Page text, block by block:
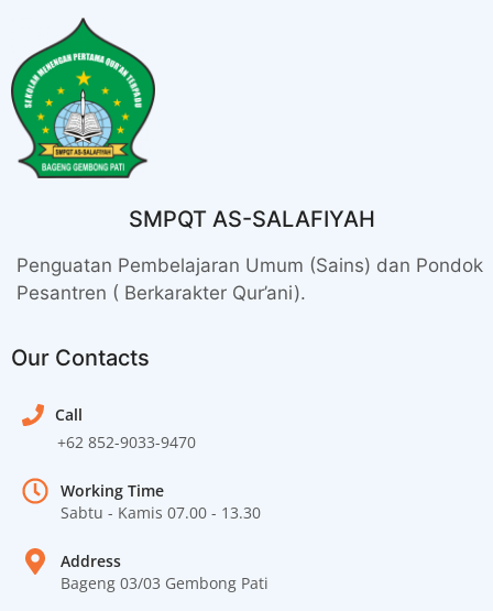
SMPQT AS-SALAFIYAH
Penguatan Pembelajaran Umum (Sains) dan Pondok
Pesantren ( Berkarakter Qur’ani).
Our Contacts
Call
+62 852-9033-9470
Working Time
Sabtu - Kamis 07.00 - 13.30
Address
Bageng 03/03 Gembong Pati